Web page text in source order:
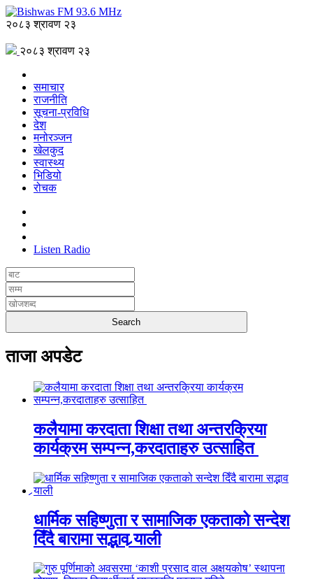
२०८३ श्रावण २३
२०८३ श्रावण २३
समाचार
राजनीति
सूचना-प्रविधि
देश
मनोरञ्जन
खेलकुद
स्वास्थ्य
भिडियो
रोचक
Listen Radio
ताजा अपडेट
कलैयामा करदाता शिक्षा तथा अन्तरक्रिया
कार्यक्रम सम्पन्न,करदाताहरु उत्साहित
धार्मिक सहिष्णुता र सामाजिक एकताको सन्देश
दिँदै बारामा सद्भाव र्‍याली